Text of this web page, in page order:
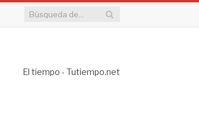
El tiempo - Tutiempo.net